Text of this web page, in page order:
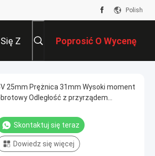
Polish
Z Poprosić O Wycenę
25mm Prężnica 31mm Wysoki moment
Odległość z przyrządem
śliny、analizatora krwi、
spawalniczej
Skontaktuj się teraz
Dowiedz się więcej